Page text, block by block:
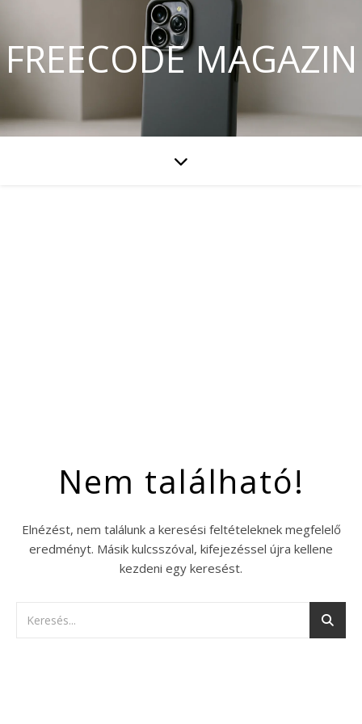
FREECODE MAGAZIN
Nem található!
Elnézést, nem találunk a keresési feltételeknek megfelelő
eredményt. Másik kulcsszóval, kifejezéssel újra kellene
kezdeni egy keresést.